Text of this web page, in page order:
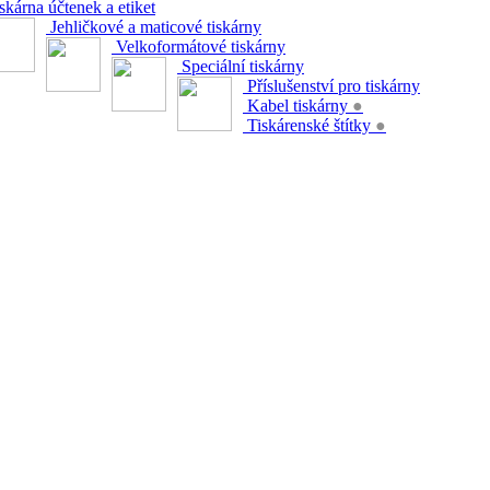
účtenek a etiket
Jehličkové a maticové tiskárny
Velkoformátové tiskárny
Speciální tiskárny
Příslušenství pro tiskárny
Kabel tiskárny ●
Tiskárenské štítky ●